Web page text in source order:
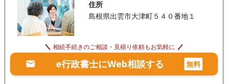
住所
島根県出雲市大津町５４０番地１
相続手続きのご相談・見積り依頼もお気軽に
e行政書士にWeb相談する 無料